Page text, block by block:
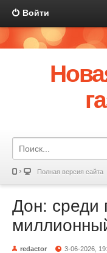
Войти
Полная версия сайта
Дон: среди
redactor 3-06-2026,